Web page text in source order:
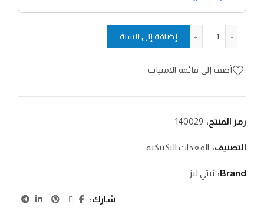
إضافة إلى السلة
أضف إلى قائمة الامنيات
رمز المنتج: 140029
التصنيف: المعدات التكتيكية
Brand: نيتي ليز
شارك